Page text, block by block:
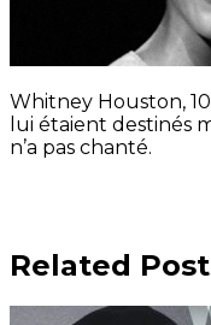
Whitney Houston,
lui étaient destinés
n’a pas chanté.
Related